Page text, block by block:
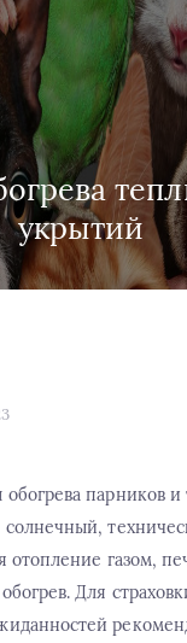
укрытий
парников и
отопление газом,
Для